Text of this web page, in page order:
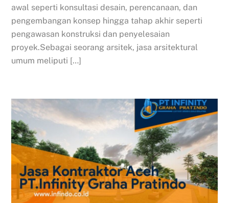
awal seperti konsultasi desain, perencanaan, dan
pengembangan konsep hingga tahap akhir seperti
pengawasan konstruksi dan penyelesaian
proyek.Sebagai seorang arsitek, jasa arsitektural
umum meliputi […]